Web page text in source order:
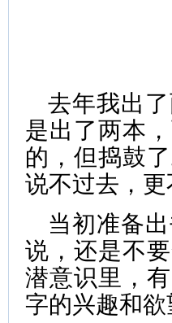
去年我出
是出了两本
的，但捣鼓
说不过去，
当初准备
说，还是不
潜意识里，
字的兴趣和欲